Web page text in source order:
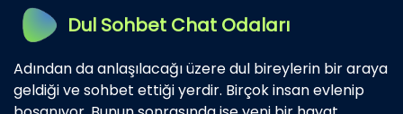
Dul Sohbet Chat Odaları
Adından da anlaşılacağı üzere dul bireylerin bir araya
geldiği ve sohbet ettiği yerdir. Birçok insan evlenip